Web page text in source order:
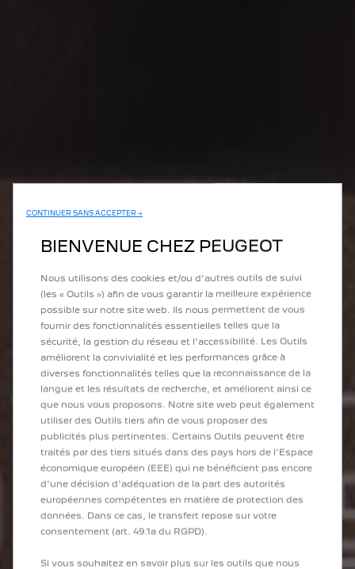
CONTINUER SANS ACCEPTER →
BIENVENUE CHEZ PEUGEOT
Nous utilisons des cookies et/ou d’autres outils de suivi
(les « Outils ») afin de vous garantir la meilleure expérience
possible sur notre site web. Ils nous permettent de vous
fournir des fonctionnalités essentielles telles que la
sécurité, la gestion du réseau et l’accessibilité. Les Outils
améliorent la convivialité et les performances grâce à
diverses fonctionnalités telles que la reconnaissance de la
langue et les résultats de recherche, et améliorent ainsi ce
que nous vous proposons. Notre site web peut également
utiliser des Outils tiers afin de vous proposer des
publicités plus pertinentes. Certains Outils peuvent être
traités par des tiers situés dans des pays hors de l'Espace
économique européen (EEE) qui ne bénéficient pas encore
d'une décision d'adéquation de la part des autorités
européennes compétentes en matière de protection des
données. Dans ce cas, le transfert repose sur votre
consentement (art. 49.1a du RGPD).
Si vous souhaitez en savoir plus sur les outils que nous